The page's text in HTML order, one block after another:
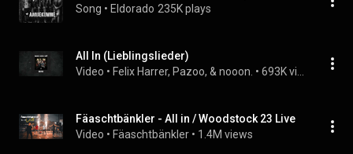
Song • Eldorado 235K plays
All In (Lieblingslieder)
Video • Felix Harrer, Pazoo, & nooon. •
Fäaschtbänkler - All in / Woodstock 23 Live
Video • Fäaschtbänkler • 1.4M views